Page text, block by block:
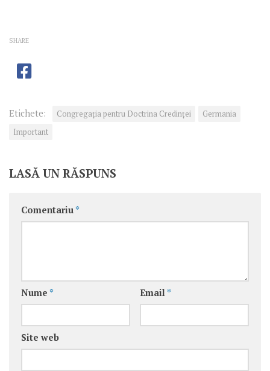
SHARE
Etichete: Congregaţia pentru Doctrina Credinţei
Germania
Important
LASĂ UN RĂSPUNS
Comentariu *
Nume * Email *
Site web